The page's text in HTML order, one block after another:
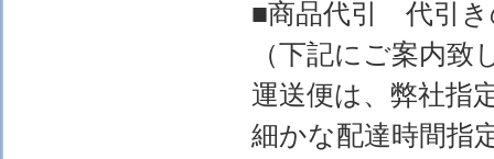
■商品代引 代引き
（下記にご案内
運送便は、弊社指
細かな配達時間指